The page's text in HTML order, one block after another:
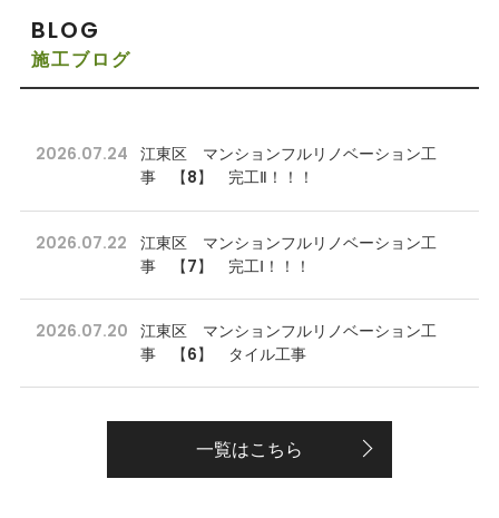
BLOG
施工ブログ
2026.07.24
江東区 マンションフルリノベーション工
事 【8】 完工Ⅱ！！！
2026.07.22
江東区 マンションフルリノベーション工
事 【7】 完工Ⅰ！！！
2026.07.20
江東区 マンションフルリノベーション工
事 【6】 タイル工事
一覧はこちら